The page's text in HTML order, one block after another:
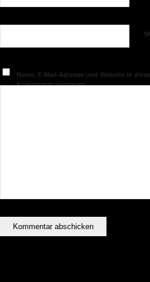
Name, E-Mail-Adresse und Website in
Kommentar speichern.